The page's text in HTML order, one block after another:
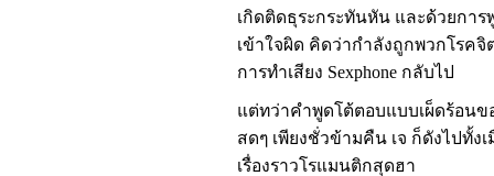
เกิดติดธุระกระทันหัน และด้วยการ
เข้าใจผิด คิดว่ากำลังถูกพวกโรคจิ
การทำเสียง Sexphone กลับไป
แต่ทว่าคำพูดโต้ตอบแบบเผ็ดร้อน
สดๆ เพียงชั่วข้ามคืน เจ ก็ดังไปทั้ง
เรื่องราวโรแมนติกสุดฮา